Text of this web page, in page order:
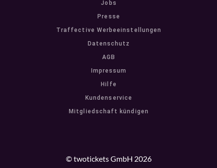
Jobs
Presse
Traffective Werbeeinstellungen
Datenschutz
AGB
Impressum
Hilfe
Kundenservice
Mitgliedschaft kündigen
© twotickets GmbH 2026